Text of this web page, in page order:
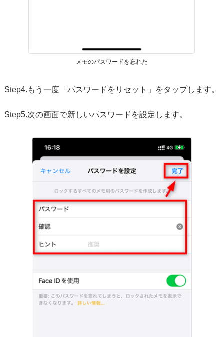
メモのパスワードを忘れた
Step4.もう一度「パスワードをリセット」をタップします。
Step5.次の画面で新しいパスワードを設定します。